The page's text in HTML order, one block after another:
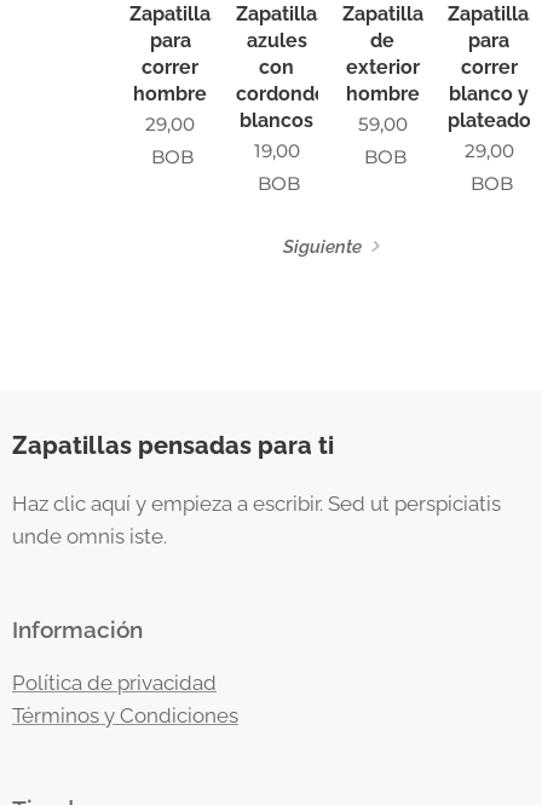
Zapatillas
para
correr
hombre
29,00
BOB
Zapatillas
azules
con
cordondes
blancos
19,00
BOB
Zapatillas
de
exterior
hombre
59,00
BOB
Zapatillas
para
correr
blanco y
plateado
29,00
BOB
Siguiente
Zapatillas pensadas para ti
Haz clic aquí y empieza a escribir. Sed ut perspiciatis
unde omnis iste.
Información
Política de privacidad
Términos y Condiciones